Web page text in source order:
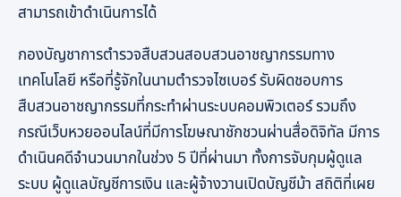
สามารถเข้าดำเนินการได้
กองบัญชาการตำรวจสืบสวนสอบสวนอาชญากรรมทาง
เทคโนโลยี หรือที่รู้จักในนามตำรวจไซเบอร์ รับผิดชอบการ
สืบสวนอาชญากรรมที่กระทำผ่านระบบคอมพิวเตอร์ รวมถึง
กรณีเว็บหวยออนไลน์ที่มีการโฆษณาชักชวนผ่านสื่อดิจิทัล มีการ
ดำเนินคดีจำนวนมากในช่วง 5 ปีที่ผ่านมา ทั้งการจับกุมผู้ดูแล
ระบบ ผู้ดูแลบัญชีการเงิน และผู้จ้างวานเปิดบัญชีม้า สถิติที่เผย